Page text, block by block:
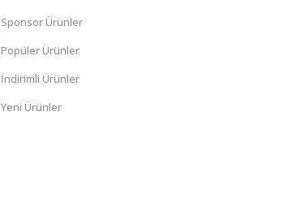
Sponsor Ürünler
Popüler Ürünler
İndirimli Ürünler
Yeni Ürünler